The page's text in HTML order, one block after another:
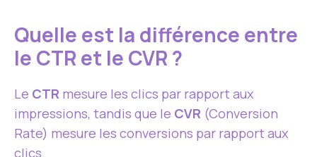
Quelle est la différence entre
le CTR et le CVR ?
Le CTR mesure les clics par rapport aux
impressions, tandis que le CVR (Conversion
Rate) mesure les conversions par rapport aux
clics.